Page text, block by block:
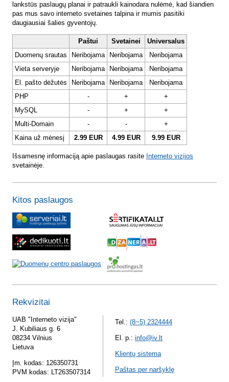
lankstūs paslaugų planai ir patraukli kainodara nulėmė, kad šiandien
pas mus savo interneto svetaines talpina ir mumis pasitiki
daugiausiai šalies gyventojų.
Paštui Svetainei
Universalus
Duomenų srautas
Neribojama Neribojama
Neribojama
Vieta serveryje
Neribojama Neribojama
Neribojama
El. pašto dėžutės
Neribojama Neribojama
Neribojama
PHP
- +
+
MySQL
- +
+
Multi-Domain
- -
+
Kaina už mėnesį
2.99 EUR 4.99 EUR 9.99 EUR
Išsamesnę informaciją apie paslaugas rasite Interneto vizijos
svetainėje.
Kitos paslaugos
Rekvizitai
UAB "Interneto vizija"
J. Kubiliaus g. 6
08234 Vilnius
Lietuva
Įm. kodas: 126350731
PVM kodas: LT263507314
Tel.: (8~5) 2324444
El. p.: info@iv.lt
Klientų sistema
Paštas per naršyklę